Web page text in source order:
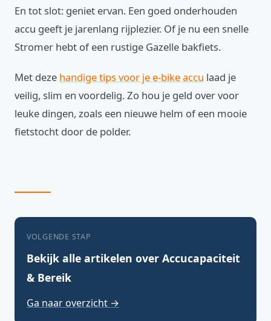
En tot slot: geniet ervan. Een goed onderhouden
accu geeft je jarenlang rijplezier. Of je nu een snelle
Stromer hebt of een rustige Gazelle bakfiets.
Met deze handige tips voor je e-bike accu laad je
veilig, slim en voordelig. Zo hou je geld over voor
leuke dingen, zoals een nieuwe helm of een mooie
fietstocht door de polder.
VOLGENDE STAP
Bekijk alle artikelen over Accucapaciteit
& Bereik
Ga naar overzicht →